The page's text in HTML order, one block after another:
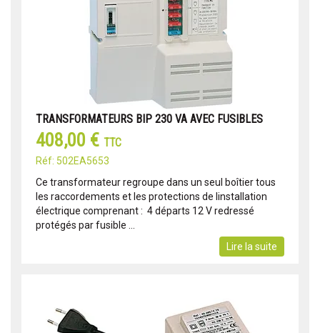
TRANSFORMATEURS BIP 230 VA AVEC FUSIBLES
408,00 € TTC
Réf: 502EA5653
Ce transformateur regroupe dans un seul boîtier tous
les raccordements et les protections de linstallation
électrique comprenant :  4 départs 12 V redressé
protégés par fusible ...
Lire la suite